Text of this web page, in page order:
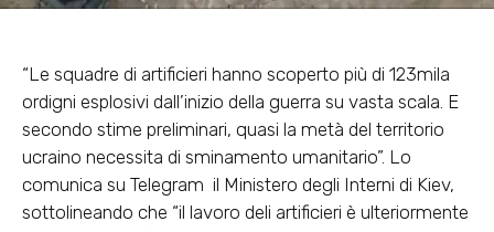
“Le squadre di artificieri hanno scoperto più di 123mila
ordigni esplosivi dall’inizio della guerra su vasta scala. E
secondo stime preliminari, quasi la metà del territorio
ucraino necessita di sminamento umanitario”. Lo
comunica su Telegram il Ministero degli Interni di Kiev,
sottolineando che “il lavoro deli artificieri è ulteriormente